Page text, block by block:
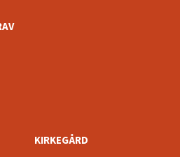
KIRKEGÅRD